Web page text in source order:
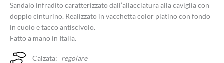
Sandalo infradito caratterizzato dall’allacciatura alla caviglia con
doppio cinturino. Realizzato in vacchetta color platino con fondo
in cuoio e tacco antiscivolo.
Fatto a mano in Italia.
Calzata: regolare